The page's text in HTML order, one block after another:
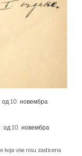
од 10. новембра
од 10. новембра
koja vise nisu zasticena